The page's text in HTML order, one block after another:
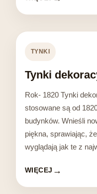
TYNKI
Tynki
Rok- 1820 Tynki
stosowane są od
budynków. Wnieśli
piękna, sprawiając,
wyglądają jak te z
WIĘCEJ